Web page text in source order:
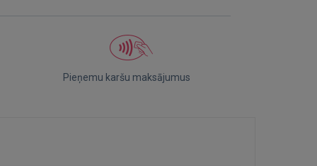
Pieņemu karšu maksājumus